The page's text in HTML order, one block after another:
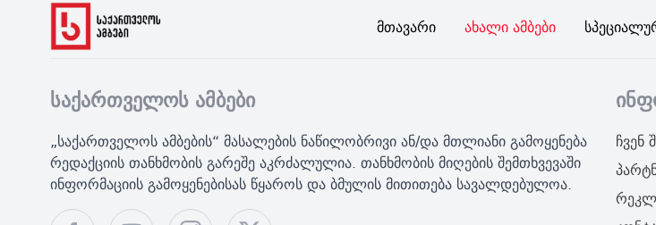
Მთავარი Ახალი Ამბები
საქართველოს ამბები
„საქართველოს ამბების“ მასალების ნაწილობრივი ან/და მთლიანი გამოყენება
რედაქციის თანხმობის გარეშე აკრძალულია. თანხმობის მიღების შემთხვევაში
ინფორმაციის გამოყენებისას წყაროს და ბმულის მითითება სავალდებულოა.
ჩვენ